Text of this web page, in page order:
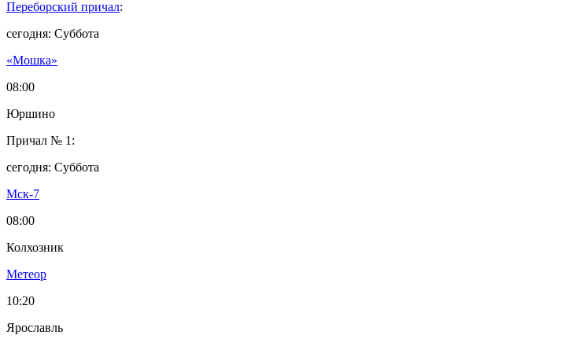
Переборский причал:
сегодня: Суббота
«Мошка»
08:00
Юршино
Причал № 1:
сегодня: Суббота
Мск-7
08:00
Колхозник
Метеор
10:20
Ярославль